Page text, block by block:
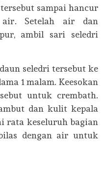
sampai hancur
Setelah air dan
ambil sari seledri
seledri tersebut ke
1 malam. Keesokan
untuk crembath.
dan kulit kepala
rata keseluruh bagian
dengan air untuk